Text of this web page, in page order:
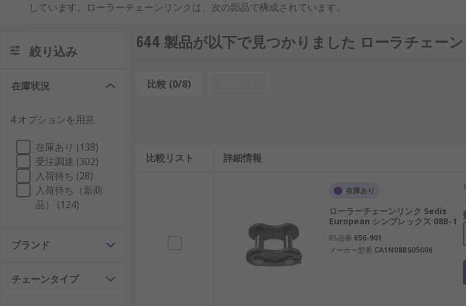
しています。ローラーチェーンリンクは、次の部品で構成されています。
ローラーリンク - この完全なアセンブリは、2個のブッシュが圧入された2枚の内部プレートで
に囲まれています。こうしたローラーは、個々が隣り合う形でピンリンクにより保持されます。
シュの内側に挿入され、次に2枚目の外部プレートがピンに圧入され、所定の位置にリベット
ピンリンクの連結
ピンリンクは、ローラーチェーンの両端の連結に使用されます。この連結ピンリンクは、2本のピン
構成されています。2本のピンは、隣接するローラーリンクブッシュの内側に挿入します。連結ピン
スプリングクリップタイプ - 連結プレートは、クリップで固定します。このクリップは、最後
り込みます。
コッター / 割りピンタイプ - 連結プレートは、各連結ピンの端にコッターピン(又は割りピン)
形成されます。この場合、組み立て時にピンと穴の間に常にすき間が形成されます。
圧入タイプ - 連結プレートをピンに圧入して、コッターピン又は割りピンで固定します。この
ーンに対応した標準連結リンクです。また、高速又は過酷な用途で使用されるリベットチェー
絞り込み
在庫状況
4 オプションを用意
在庫あり (138)
受注調達 (302)
入荷待ち (28)
入荷待ち（新商
品） (124)
ブランド
チェーンタイプ
644 製品が以下で見つかりました ローラチェー
比較 (0/8)
比較リスト 詳細情報
在庫あり
ローラーチェーンリンク Sedis
European シンプレックス 08B-1
RS品番 656-901
メーカー型番 CA1N08BS05006